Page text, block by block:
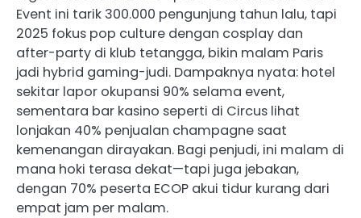
Event ini tarik 300.000 pengunjung tahun lalu, tapi
2025 fokus pop culture dengan cosplay dan
after-party di klub tetangga, bikin malam Paris
jadi hybrid gaming-judi. Dampaknya nyata: hotel
sekitar lapor okupansi 90% selama event,
sementara bar kasino seperti di Circus lihat
lonjakan 40% penjualan champagne saat
kemenangan dirayakan. Bagi penjudi, ini malam di
mana hoki terasa dekat—tapi juga jebakan,
dengan 70% peserta ECOP akui tidur kurang dari
empat jam per malam.